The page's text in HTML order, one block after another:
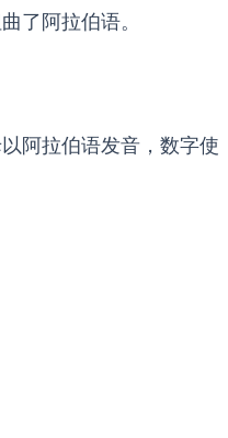
了阿拉伯语。
阿拉伯语发音，数字使